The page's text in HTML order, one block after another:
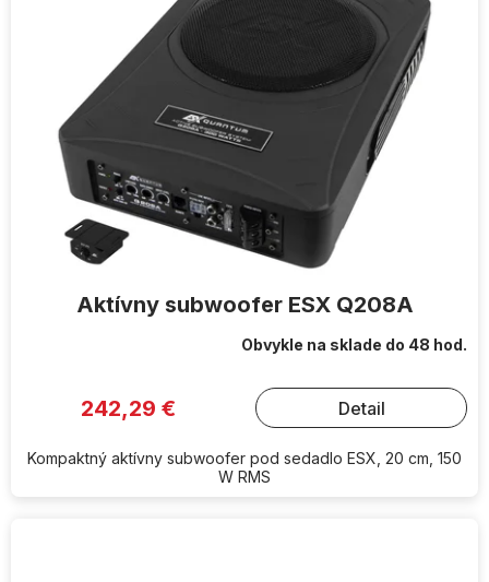
Aktívny subwoofer ESX Q208A
Obvykle na sklade do 48 hod.
242,29 € Detail
Kompaktný aktívny subwoofer pod sedadlo ESX, 20 cm, 150
W RMS